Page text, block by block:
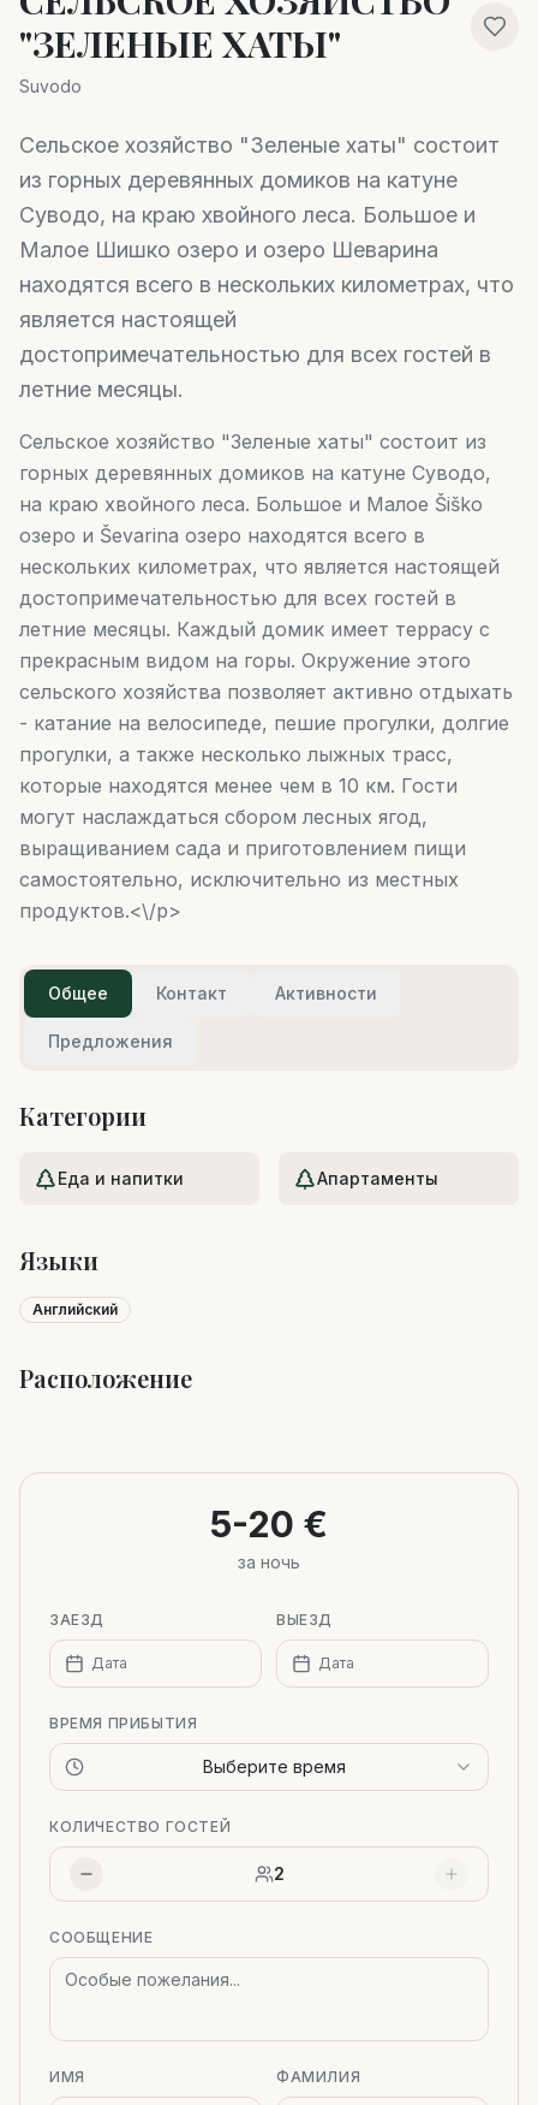
"ЗЕЛЕНЫЕ ХАТЫ"
Suvodo
Сельское хозяйство "Зеленые хаты" состоит
из горных деревянных домиков на катуне
Суводо, на краю хвойного леса. Большое и
Малое Шишко озеро и озеро Шеварина
находятся всего в нескольких километрах, что
является настоящей
достопримечательностью для всех гостей в
летние месяцы.
Сельское хозяйство "Зеленые хаты" состоит из
горных деревянных домиков на катуне Суводо,
на краю хвойного леса. Большое и Малое Šiško
озеро и Ševarina озеро находятся всего в
нескольких километрах, что является настоящей
достопримечательностью для всех гостей в
летние месяцы. Каждый домик имеет террасу с
прекрасным видом на горы. Окружение этого
сельского хозяйства позволяет активно отдыхать
- катание на велосипеде, пешие прогулки, долгие
прогулки, а также несколько лыжных трасс,
которые находятся менее чем в 10 км. Гости
могут наслаждаться сбором лесных ягод,
выращиванием сада и приготовлением пищи
самостоятельно, исключительно из местных
продуктов.<\/p>
Общее Контакт Активности
Предложения
Категории
Еда и напитки Апартаменты
Языки
Английский
Расположение
−
5-20 €
за ночь
ЗАЕЗД
Дата
ВЫЕЗД
Дата
ВРЕМЯ ПРИБЫТИЯ
Выберите время
КОЛИЧЕСТВО ГОСТЕЙ
2
СООБЩЕНИЕ
ИМЯ ФАМИЛИЯ